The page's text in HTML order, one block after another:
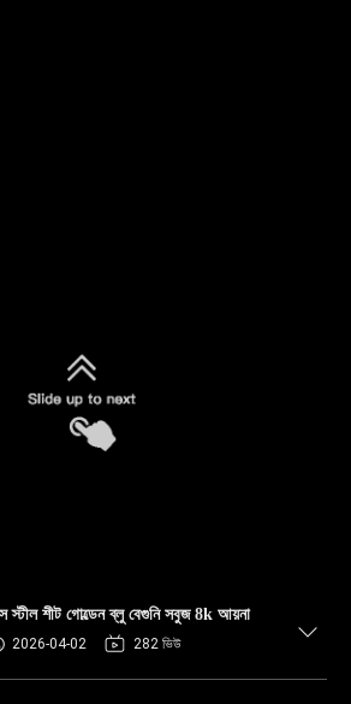
স্টীল শীট গোল্ডেন ব্লু বেগুনি সবুজ 8k আয়না
2026-04-02 282 ভিউ